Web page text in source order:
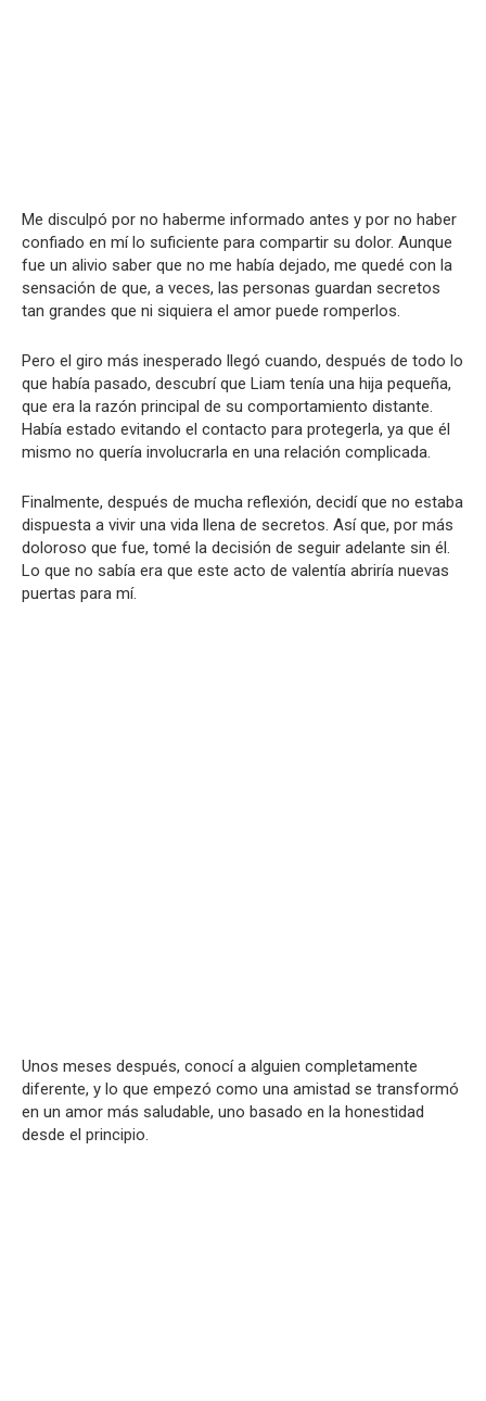
Me disculpó por no haberme informado antes y por no haber
confiado en mí lo suficiente para compartir su dolor. Aunque
fue un alivio saber que no me había dejado, me quedé con la
sensación de que, a veces, las personas guardan secretos
tan grandes que ni siquiera el amor puede romperlos.
Pero el giro más inesperado llegó cuando, después de todo lo
que había pasado, descubrí que Liam tenía una hija pequeña,
que era la razón principal de su comportamiento distante.
Había estado evitando el contacto para protegerla, ya que él
mismo no quería involucrarla en una relación complicada.
Finalmente, después de mucha reflexión, decidí que no estaba
dispuesta a vivir una vida llena de secretos. Así que, por más
doloroso que fue, tomé la decisión de seguir adelante sin él.
Lo que no sabía era que este acto de valentía abriría nuevas
puertas para mí.
Unos meses después, conocí a alguien completamente
diferente, y lo que empezó como una amistad se transformó
en un amor más saludable, uno basado en la honestidad
desde el principio.